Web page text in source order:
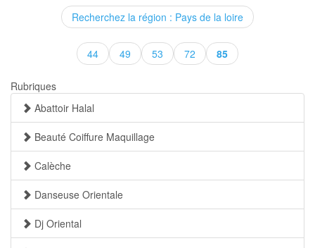
Recherchez la région : Pays de la loire
44 49 53 72 85(current)
Rubriques
Abattoir Halal
Beauté Coiffure Maquillage
Calèche
Danseuse Orientale
Dj Oriental